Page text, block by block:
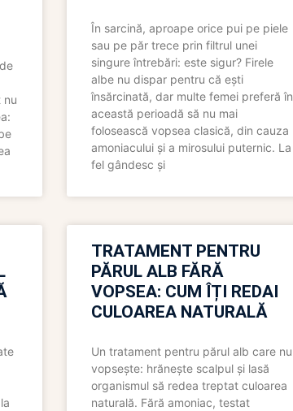
nu
În sarcină, aproape orice pui pe piele
sau pe păr trece prin filtrul unei
singure întrebări: este sigur? Firele
albe nu dispar pentru că ești
însărcinată, dar multe femei preferă în
această perioadă să nu mai
folosească vopsea clasică, din cauza
amoniacului și a mirosului puternic. La
fel gândesc și
TRATAMENT PENTRU
PĂRUL ALB FĂRĂ
VOPSEA: CUM ÎȚI REDAI
CULOAREA NATURALĂ
Un tratament pentru părul alb care nu
vopsește: hrănește scalpul și lasă
organismul să redea treptat culoarea
naturală. Fără amoniac, testat